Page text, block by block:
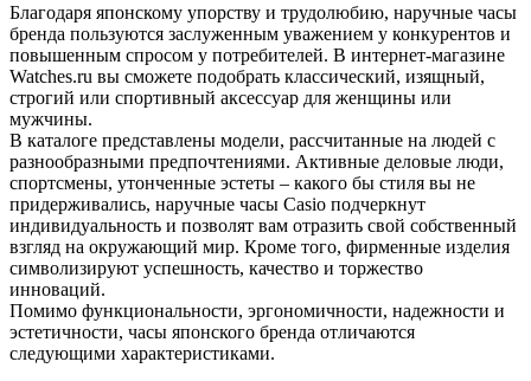
Благодаря японскому упорству и трудолюбию, наручные часы
бренда пользуются заслуженным уважением у конкурентов и
повышенным спросом у потребителей. В интернет-магазине
Watches.ru вы сможете подобрать классический, изящный,
строгий или спортивный аксессуар для женщины или
мужчины.
В каталоге представлены модели, рассчитанные на людей с
разнообразными предпочтениями. Активные деловые люди,
спортсмены, утонченные эстеты – какого бы стиля вы не
придерживались, наручные часы Casio подчеркнут
индивидуальность и позволят вам отразить свой собственный
взгляд на окружающий мир. Кроме того, фирменные изделия
символизируют успешность, качество и торжество
инноваций.
Помимо функциональности, эргономичности, надежности и
эстетичности, часы японского бренда отличаются
следующими характеристиками.